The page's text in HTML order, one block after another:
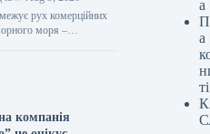
рух комерційних
моря –
запроваджує
компанія
а
а
ті